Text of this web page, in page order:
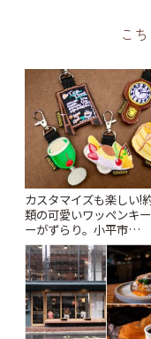
こ
カスタマイズも楽しい!
類の可愛いワッペンキ
ーがずらり。小平市
「Kimamaya T&K」 |
ぷ